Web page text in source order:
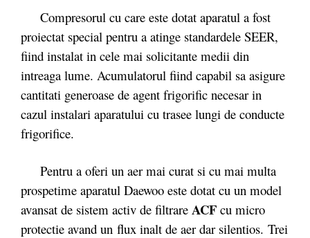
Compresorul cu care este dotat aparatul a fost
proiectat special pentru a atinge standardele SEER,
fiind instalat in cele mai solicitante medii din
intreaga lume. Acumulatorul fiind capabil sa asigure
cantitati generoase de agent frigorific necesar in
cazul instalari aparatului cu trasee lungi de conducte
frigorifice.
Pentru a oferi un aer mai curat si cu mai multa
prospetime aparatul Daewoo este dotat cu un model
avansat de sistem activ de filtrare ACF cu micro
protectie avand un flux inalt de aer dar silentios. Trei